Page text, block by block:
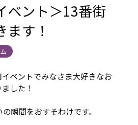
ベント＞13番街
ます！
ベントでみなさま大好きなお
した！
瞬間をおすそわけです。